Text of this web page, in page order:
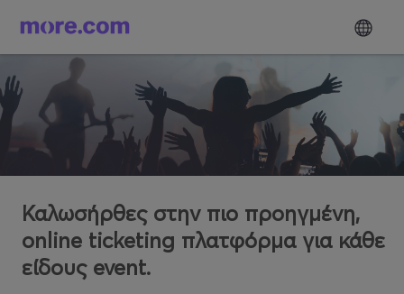
Καλωσήρθες στην πιο προηγμένη,
online ticketing πλατφόρμα για κάθε
είδους event.